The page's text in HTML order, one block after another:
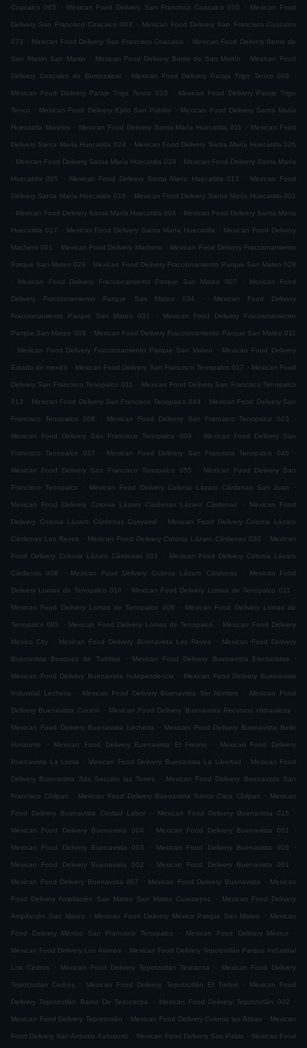
Coacalco 065 . Mexican Food Delivery San Francisco Coacalco 010 . Mexican Food
Delivery San Francisco Coacalco 003 . Mexican Food Delivery San Francisco Coacalco
073 . Mexican Food Delivery San Francisco Coacalco . Mexican Food Delivery Barrio de
San Martín San Martin . Mexican Food Delivery Barrio de San Martín . Mexican Food
Delivery Coacalco de Berriozabal . Mexican Food Delivery Paraje Trigo Tenco 009 .
Mexican Food Delivery Paraje Trigo Tenco 010 . Mexican Food Delivery Paraje Trigo
Tenco . Mexican Food Delivery Ejido San Pablito . Mexican Food Delivery Santa María
Huecatitla Morelos . Mexican Food Delivery Santa María Huecatitla 011 . Mexican Food
Delivery Santa María Huecatitla 024 . Mexican Food Delivery Santa María Huecatitla 026
. Mexican Food Delivery Santa María Huecatitla 010 . Mexican Food Delivery Santa María
Huecatitla 005 . Mexican Food Delivery Santa María Huecatitla 013 . Mexican Food
Delivery Santa María Huecatitla 016 . Mexican Food Delivery Santa María Huecatitla 001
. Mexican Food Delivery Santa María Huecatitla 004 . Mexican Food Delivery Santa María
Huecatitla 017 . Mexican Food Delivery Santa María Huecatitla . Mexican Food Delivery
Machero 001 . Mexican Food Delivery Machero . Mexican Food Delivery Fraccionamiento
Parque San Mateo 029 . Mexican Food Delivery Fraccionamiento Parque San Mateo 028
.
Mexican Food Delivery Fraccionamiento Parque San Mateo 007 . Mexican Food
Delivery Fraccionamiento Parque San Mateo 034 . Mexican Food Delivery
Fraccionamiento Parque San Mateo 031 . Mexican Food Delivery Fraccionamiento
Parque San Mateo 009 . Mexican Food Delivery Fraccionamiento Parque San Mateo 011
.
Mexican Food Delivery Fraccionamiento Parque San Mateo . Mexican Food Delivery
Estado de mexico . Mexican Food Delivery San Francisco Tenopalco 017 . Mexican Food
Delivery San Francisco Tenopalco 011 . Mexican Food Delivery San Francisco Tenopalco
013 . Mexican Food Delivery San Francisco Tenopalco 044 . Mexican Food Delivery San
Francisco Tenopalco 008 . Mexican Food Delivery San Francisco Tenopalco 023 .
Mexican Food Delivery San Francisco Tenopalco 009 . Mexican Food Delivery San
Francisco Tenopalco 037 . Mexican Food Delivery San Francisco Tenopalco 046 .
Mexican Food Delivery San Francisco Tenopalco 055 . Mexican Food Delivery San
Francisco Tenopalco . Mexican Food Delivery Colonia Lázaro Cárdenas San Juan .
Mexican Food Delivery Colonia Lázaro Cárdenas Lázaro Cárdenas . Mexican Food
Delivery Colonia Lázaro Cárdenas Cueyamil . Mexican Food Delivery Colonia Lázaro
Cárdenas Los Reyes . Mexican Food Delivery Colonia Lázaro Cárdenas 030 . Mexican
Food Delivery Colonia Lázaro Cárdenas 051 . Mexican Food Delivery Colonia Lázaro
Cárdenas 008 . Mexican Food Delivery Colonia Lázaro Cárdenas . Mexican Food
Delivery Lomas de Tenopalco 010 . Mexican Food Delivery Lomas de Tenopalco 011 .
Mexican Food Delivery Lomas de Tenopalco 008 . Mexican Food Delivery Lomas de
Tenopalco 005 . Mexican Food Delivery Lomas de Tenopalco . Mexican Food Delivery
Mexico City . Mexican Food Delivery Buenavista Los Reyes . Mexican Food Delivery
Buenavista Bosques de Tultitlan . Mexican Food Delivery Buenavista Electricistas .
Mexican Food Delivery Buenavista Independencia . Mexican Food Delivery Buenavista
Industrial Lecheria . Mexican Food Delivery Buenavista Sin Nombre . Mexican Food
Delivery Buenavista Cocem . Mexican Food Delivery Buenavista Recursos Hidraulicos .
Mexican Food Delivery Buenavista Lecheria . Mexican Food Delivery Buenavista Bello
Horizonte . Mexican Food Delivery Buenavista El Fresno . Mexican Food Delivery
Buenavista La Loma . Mexican Food Delivery Buenavista La Libertad . Mexican Food
Delivery Buenavista 2da Sección las Torres . Mexican Food Delivery Buenavista San
Francisco Chilpan . Mexican Food Delivery Buenavista Santa Clara Chilpan . Mexican
Food Delivery Buenavista Ciudad Labor . Mexican Food Delivery Buenavista 015 .
Mexican Food Delivery Buenavista 004 . Mexican Food Delivery Buenavista 001 .
Mexican Food Delivery Buenavista 003 . Mexican Food Delivery Buenavista 008 .
Mexican Food Delivery Buenavista 002 . Mexican Food Delivery Buenavista 061 .
Mexican Food Delivery Buenavista 007 . Mexican Food Delivery Buenavista . Mexican
Food Delivery Ampliación San Mateo San Mateo Cuautepec . Mexican Food Delivery
Ampliación San Mateo . Mexican Food Delivery México Parque San Mateo . Mexican
Food Delivery México San Francisco Tenopalco . Mexican Food Delivery México .
Mexican Food Delivery Los Álamos . Mexican Food Delivery Tepotzotlán Parque Industrial
Los Cedros . Mexican Food Delivery Tepotzotlán Texcacoa . Mexican Food Delivery
Tepotzotlán Cedros . Mexican Food Delivery Tepotzotlán El Trebol . Mexican Food
Delivery Tepotzotlán Barrio De Tezccacoa . Mexican Food Delivery Tepotzotlán 002 .
Mexican Food Delivery Tepotzotlán . Mexican Food Delivery Colonia las Brisas . Mexican
Food Delivery San Antonio Xahuento . Mexican Food Delivery San Pablo . Mexican Food